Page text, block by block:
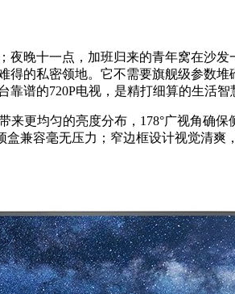
夜晚十一点，加班归来的青年窝在
得的私密领地。它不需要旗舰级参数
谱的720P电视，是精打细算的生活智
来更均匀的亮度分布，178°广视角确
兼容毫无压力；窄边框设计视觉清爽